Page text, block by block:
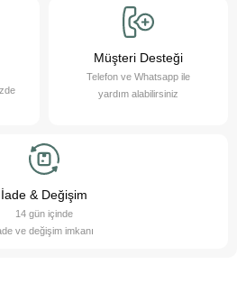
oluyoruz. Online petshop olarak, evcil
türlü ürün ve hizmeti hassasiyetle
Bizimle, sevimli dostlarınızın ihtiyaçlarını
kalitesini artırabilirsiniz.
Müşteri Desteği
Telefon ve Whatsapp ile
yardım alabilirsiniz
İade & Değişim
14 gün içinde
ve değişim imkanı